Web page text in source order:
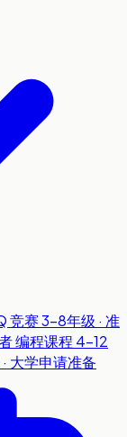
竞赛3-8年级 · 准
编程课程 4-12
大学申请准备